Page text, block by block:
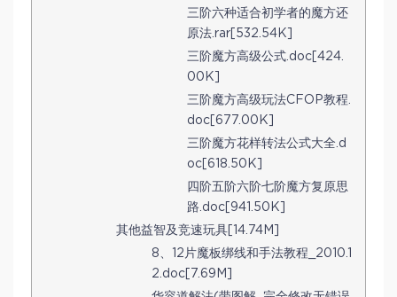
三阶六种适合初学者的魔方还
原法.rar[532.54K]
三阶魔方高级公式.doc[424.
00K]
三阶魔方高级玩法CFOP教程.
doc[677.00K]
三阶魔方花样转法公式大全.d
oc[618.50K]
四阶五阶六阶七阶魔方复原思
路.doc[941.50K]
其他益智及竞速玩具[14.74M]
8、12片魔板绑线和手法教程_2010.1
2.doc[7.69M]